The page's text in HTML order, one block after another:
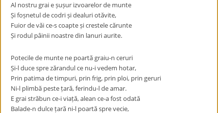
Al nostru grai e șușur izvoarelor de munte
Și foșnetul de codri și dealuri otăvite,
Fuior de văi ce-s coapte și crestele cărunte
Și rodul pâinii noastre din lanuri aurite.
Potecile de munte ne poartă graiu-n ceruri
Și-l duce spre zărandul ce nu-i vedem hotar,
Prin patima de timpuri, prin frig, prin ploi, prin geruri
Ni-l plimbă peste țară, ferindu-l de amar.
E grai străbun ce-i viață, alean ce-a fost odată
Balade-n dulce țară ni-l poartă spre vecie,